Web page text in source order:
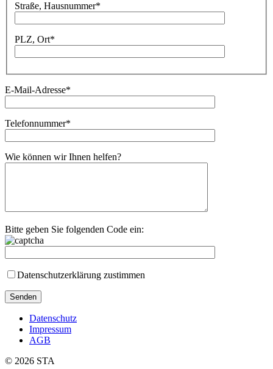
Straße, Hausnummer*
PLZ, Ort*
E-Mail-Adresse*
Telefonnummer*
Wie können wir Ihnen helfen?
Bitte geben Sie folgenden Code ein:
Datenschutzerklärung zustimmen
Datenschutz
Impressum
AGB
© 2026 STA